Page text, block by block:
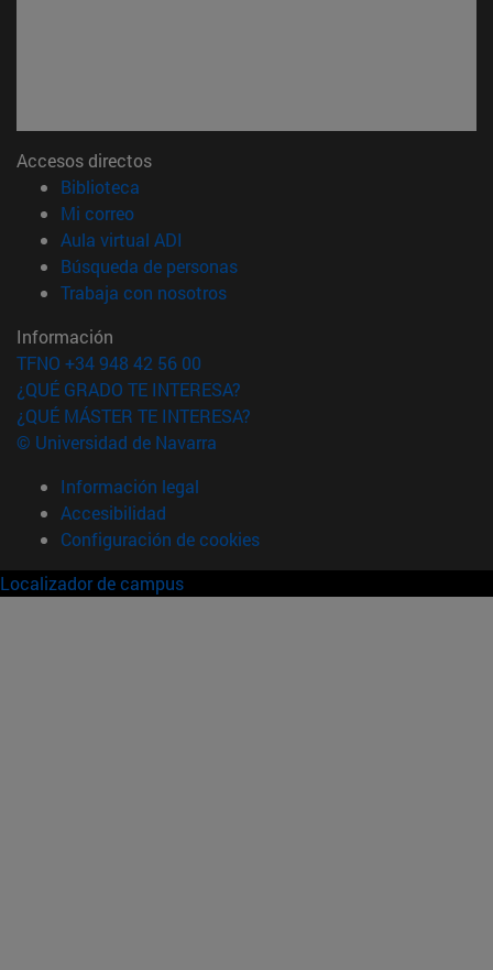
Accesos directos
Biblioteca
Mi correo(abre en nueva ventana)
Aula virtual ADI
Búsqueda de personas(abre en nueva ventana)
Trabaja con nosotros(abre en nueva ventana)
Información
TFNO +34 948 42 56 00
¿QUÉ GRADO TE INTERESA?
¿QUÉ MÁSTER TE INTERESA?
© Universidad de Navarra
Información legal
Accesibilidad
Configuración de cookies
Localizador de campus